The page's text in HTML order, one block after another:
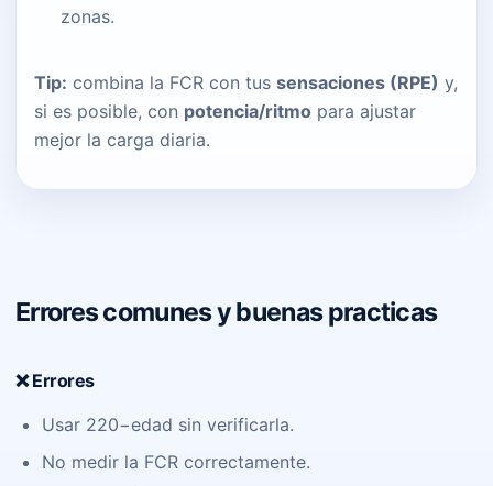
zonas.
Tip: combina la FCR con tus sensaciones (RPE) y,
si es posible, con potencia/ritmo para ajustar
mejor la carga diaria.
Errores comunes y buenas practicas
❌ Errores
Usar 220−edad sin verificarla.
No medir la FCR correctamente.